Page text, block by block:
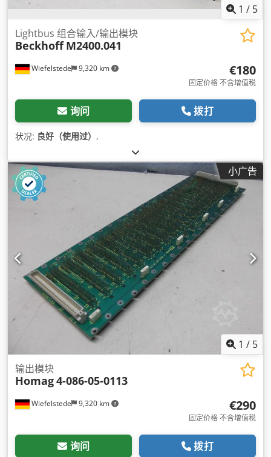
1 / 5
Wiefelstede 9,320 km
Lightbus 组合输入/输出模块
Beckhoff M2400.041
€180
固定价格 不含增值税
询问 拨打
状况: 良好（使用过） ,
小广告
1 / 5
Wiefelstede 9,320 km
输出模块
Homag4-086-05-0113
€290
固定价格 不含增值税
询问 拨打